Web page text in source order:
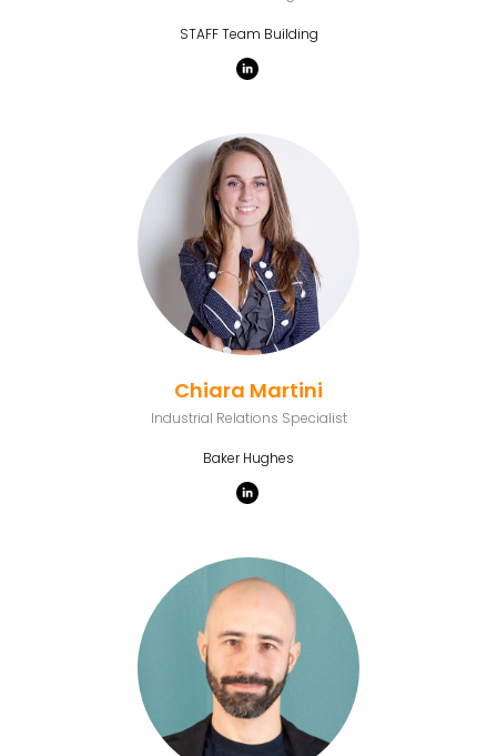
STAFF Team Building
Chiara Martini
Industrial Relations Specialist
Baker Hughes